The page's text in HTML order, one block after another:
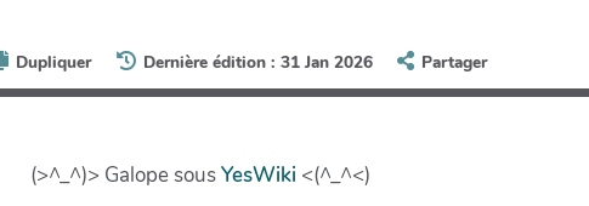
Dupliquer Dernière édition : 31 Jan 2026 Partager
(>^_^)> Galope sousYesWiki <(^_^<)